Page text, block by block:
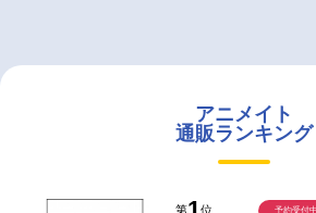
アニメイト
通販ランキング
第 位 予約受付中